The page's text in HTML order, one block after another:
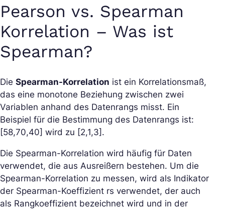
Pearson vs. Spearman
Korrelation – Was ist
Spearman?
Die Spearman-Korrelation ist ein Korrelationsmaß,
das eine monotone Beziehung zwischen zwei
Variablen anhand des Datenrangs misst. Ein
Beispiel für die Bestimmung des Datenrangs ist:
[58,70,40] wird zu [2,1,3].
Die Spearman-Korrelation wird häufig für Daten
verwendet, die aus Ausreißern bestehen. Um die
Spearman-Korrelation zu messen, wird als Indikator
der Spearman-Koeffizient rs verwendet, der auch
als Rangkoeffizient bezeichnet wird und in der